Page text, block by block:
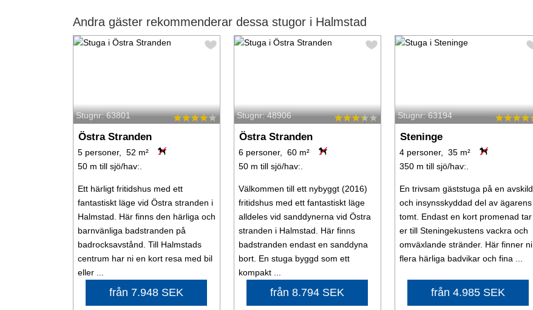
Andra gäster rekommenderar dessa stugor i Halmstad
Stugnr: 63801
Östra Stranden
5 personer, 52 m²
50 m till sjö/hav:.
Ett härligt fritidshus med ett
fantastiskt läge vid Östra stranden i
Halmstad. Här finns den härliga och
barnvänliga badstranden på
badrocksavstånd. Till Halmstads
centrum har ni en kort resa med bil
eller ...
från 7.948 SEK
Stugnr: 48906
Östra Stranden
6 personer, 60 m²
50 m till sjö/hav:.
Välkommen till ett nybyggt (2016)
fritidshus med ett fantastiskt läge
alldeles vid sanddynerna vid Östra
stranden i Halmstad. Här finns
badstranden endast en sanddyna
bort. En stuga byggd som ett
kompakt ...
från 8.794 SEK
Stugnr: 63194
Steninge
4 personer, 35 m²
350 m till sjö/hav:.
En trivsam gäststuga på en avskild
och insynsskyddad del av ägarens
tomt. Endast en kort promenad tar
er till Steningekustens vackra och
omväxlande stränder. Här finner ni
flera härliga badvikar och fina ...
från 4.985 SEK